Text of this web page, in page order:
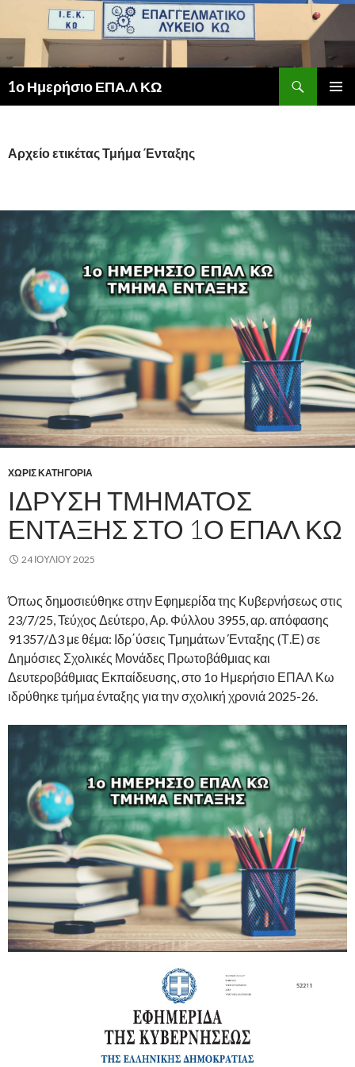
1ο Ημερήσιο ΕΠΑ.Λ ΚΩ
Αρχείο ετικέτας Τμήμα Ένταξης
ΧΩΡΊΣ ΚΑΤΗΓΟΡΊΑ
ΊΔΡΥΣΗ ΤΜΉΜΑΤΟΣ
ΈΝΤΑΞΗΣ ΣΤΟ 1Ο ΕΠΑΛ ΚΩ
24 ΙΟΥΛΊΟΥ 2025
Όπως δημοσιεύθηκε στην Εφημερίδα της Κυβερνήσεως στις
23/7/25, Τεύχος Δεύτερο, Αρ. Φύλλου 3955, αρ. απόφασης
91357/Δ3 με θέμα: Ιδρ΄ύσεις Τμημάτων Ένταξης (Τ.Ε) σε
Δημόσιες Σχολικές Μονάδες Πρωτοβάθμιας και
Δευτεροβάθμιας Εκπαίδευσης, στο 1ο Ημερήσιο ΕΠΑΛ Κω
ιδρύθηκε τμήμα ένταξης για την σχολική χρονιά 2025-26.